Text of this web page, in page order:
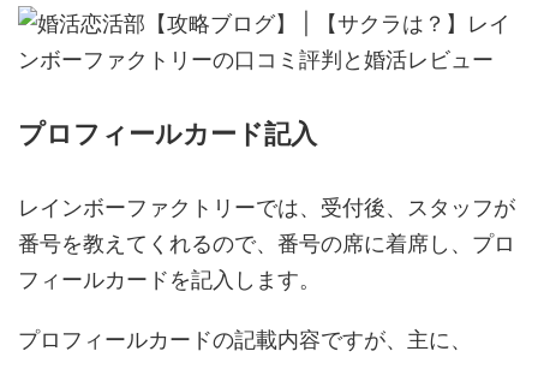
プロフィールカード記入
レインボーファクトリーでは、受付後、スタッフが
番号を教えてくれるので、番号の席に着席し、プロ
フィールカードを記入します。
プロフィールカードの記載内容ですが、主に、